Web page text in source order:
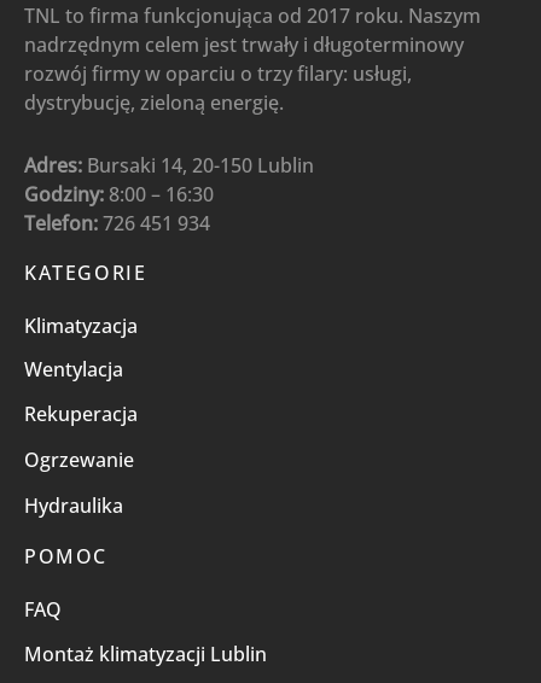
TNL to firma funkcjonująca od 2017 roku. Naszym
nadrzędnym celem jest trwały i długoterminowy
rozwój firmy w oparciu o trzy filary: usługi,
dystrybucję, zieloną energię.
Adres: Bursaki 14, 20-150 Lublin
Godziny: 8:00 – 16:30
Telefon:726 451 934
KATEGORIE
Klimatyzacja
Wentylacja
Rekuperacja
Ogrzewanie
Hydraulika
POMOC
FAQ
Montaż klimatyzacji Lublin